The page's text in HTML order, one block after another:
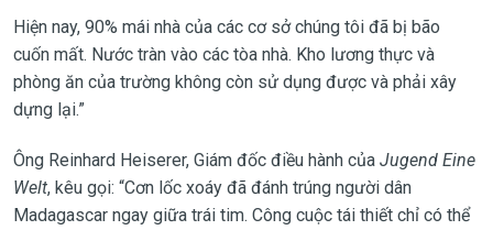
Hiện nay, 90% mái nhà của các cơ sở chúng tôi đã bị bão
cuốn mất. Nước tràn vào các tòa nhà. Kho lương thực và
phòng ăn của trường không còn sử dụng được và phải xây
dựng lại.”
Ông Reinhard Heiserer, Giám đốc điều hành của Jugend Eine
Welt, kêu gọi: “Cơn lốc xoáy đã đánh trúng người dân
Madagascar ngay giữa trái tim. Công cuộc tái thiết chỉ có thể